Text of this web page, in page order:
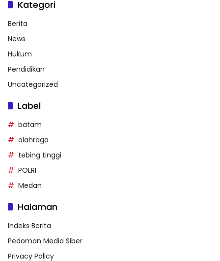
Kategori
Berita
News
Hukum
Pendidikan
Uncategorized
Label
batam
olahraga
tebing tinggi
POLRI
Medan
Halaman
Indeks Berita
Pedoman Media Siber
Privacy Policy